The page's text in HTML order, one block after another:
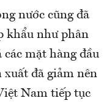
nước cũng đã
khẩu như phân
mặt hàng đầu
xuất đã giảm nên
Nam tiếp tục